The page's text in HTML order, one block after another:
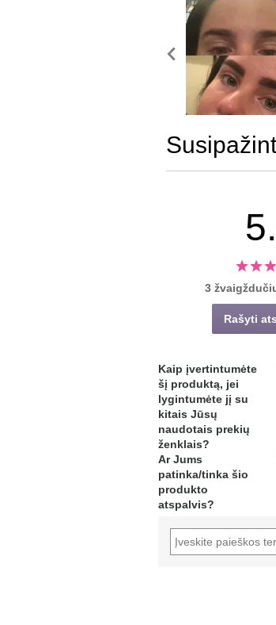
3
Rašyti
Kaip įvertintumėte
šį produktą, jei
lygintumėte jį su
kitais Jūsų
naudotais prekių
ženklais?
Ar Jums
patinka/tinka šio
produkto
atspalvis?